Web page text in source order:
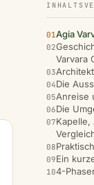
Agia
Varvara
Die
Anreise
Die
Kapelle,
Ein
4-